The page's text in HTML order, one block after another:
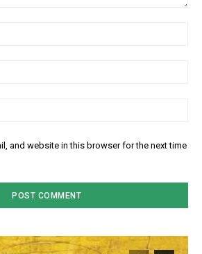
and website in this browser for the next time